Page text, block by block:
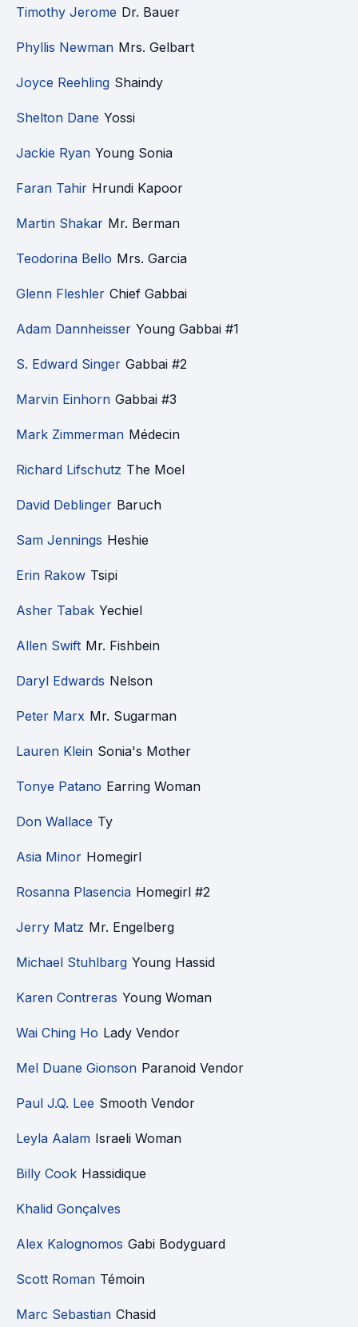
Timothy Jerome Dr. Bauer
Phyllis Newman Mrs. Gelbart
Joyce Reehling Shaindy
Shelton Dane Yossi
Jackie Ryan Young Sonia
Faran Tahir Hrundi Kapoor
Martin Shakar Mr. Berman
Teodorina Bello Mrs. Garcia
Glenn Fleshler Chief Gabbai
Adam Dannheisser Young Gabbai #1
S. Edward Singer Gabbai #2
Marvin Einhorn Gabbai #3
Mark Zimmerman Médecin
Richard Lifschutz The Moel
David Deblinger Baruch
Sam Jennings Heshie
Erin Rakow Tsipi
Asher Tabak Yechiel
Allen Swift Mr. Fishbein
Daryl Edwards Nelson
Peter Marx Mr. Sugarman
Lauren Klein Sonia's Mother
Tonye Patano Earring Woman
Don Wallace Ty
Asia Minor Homegirl
Rosanna Plasencia Homegirl #2
Jerry Matz Mr. Engelberg
Michael Stuhlbarg Young Hassid
Karen Contreras Young Woman
Wai Ching Ho Lady Vendor
Mel Duane Gionson Paranoid Vendor
Paul J.Q. Lee Smooth Vendor
Leyla Aalam Israeli Woman
Billy Cook Hassidique
Khalid Gonçalves
Alex Kalognomos Gabi Bodyguard
Scott Roman Témoin
Marc Sebastian Chasid